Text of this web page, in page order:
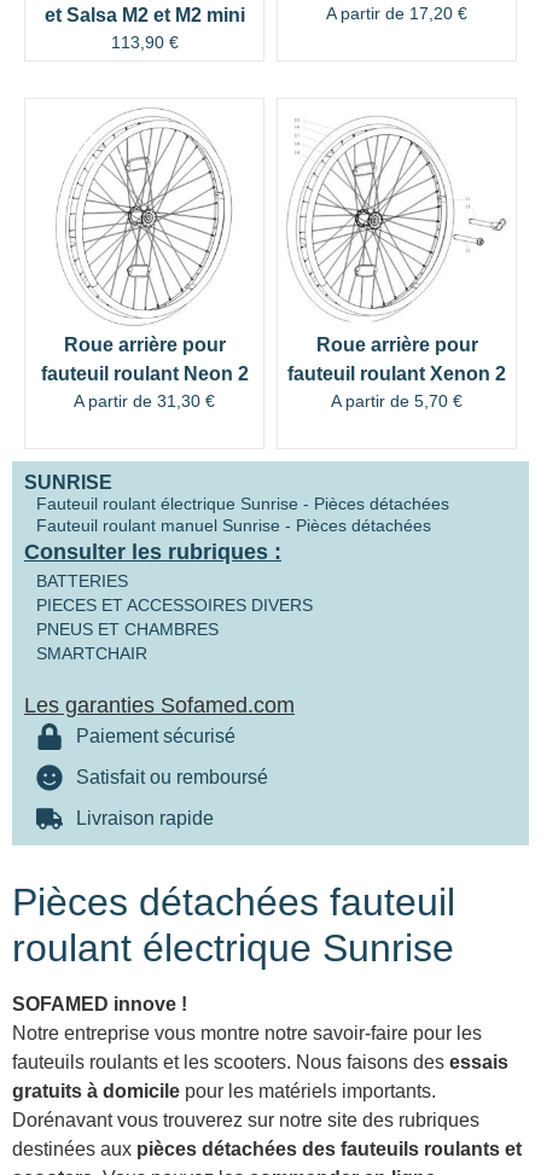
SUNRISE
Fauteuil roulant électrique Sunrise - Pièces détachées
Fauteuil roulant manuel Sunrise - Pièces détachées
Consulter les rubriques :
BATTERIES
PIECES ET ACCESSOIRES DIVERS
PNEUS ET CHAMBRES
SMARTCHAIR
Les garanties Sofamed.com
Paiement sécurisé
Satisfait ou remboursé
Livraison rapide
et Salsa M2 et M2 mini
113,90 €
A partir de 17,20 €
Roue arrière pour
fauteuil roulant Neon 2
A partir de 31,30 €
Roue arrière pour
fauteuil roulant Xenon 2
A partir de 5,70 €
Pièces détachées fauteuil
roulant électrique Sunrise
SOFAMED innove !
Notre entreprise vous montre notre savoir-faire pour les
fauteuils roulants et les scooters. Nous faisons des essais
gratuits à domicile pour les matériels importants.
Dorénavant vous trouverez sur notre site des rubriques
destinées aux pièces détachées des fauteuils roulants et